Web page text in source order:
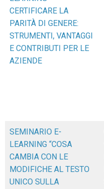
CERTIFICARE LA
PARITÀ DI GENERE:
STRUMENTI, VANTAGGI
E CONTRIBUTI PER LE
AZIENDE
SEMINARIO E-
LEARNING “COSA
CAMBIA CON LE
MODIFICHE AL TESTO
UNICO SULLA